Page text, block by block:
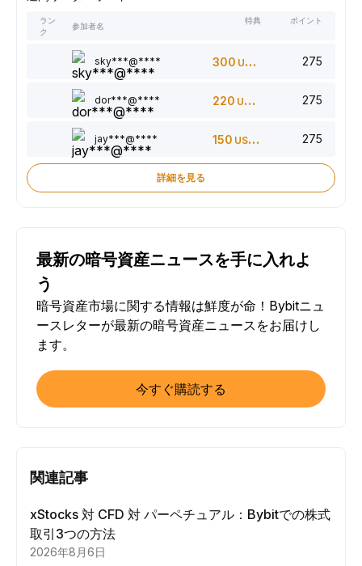
ラン
ク
参加者名
特典 ポイント
sky***@**** 300 USDT 275
dor***@**** 220 USDT 275
jay***@**** 150 USDT 275
詳細を見る
最新の暗号資産ニュースを手に入れよ
う
暗号資産市場に関する情報は鮮度が命！Bybitニュ
ースレターが最新の暗号資産ニュースをお届けし
ます。
今すぐ購読する
関連記事
xStocks 対 CFD 対 パーペチュアル：Bybitでの株式
取引3つの方法
2026年8月6日